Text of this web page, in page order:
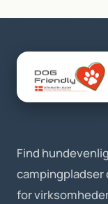
Find
campingpladser
for